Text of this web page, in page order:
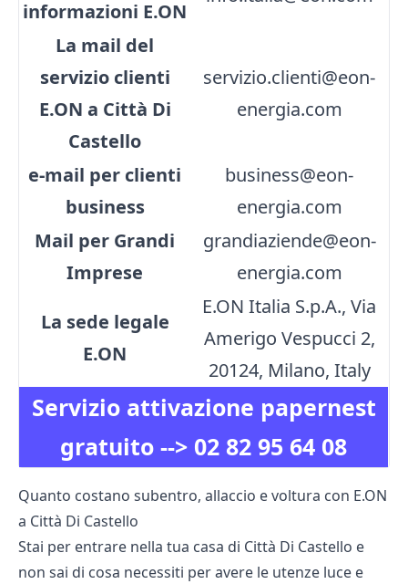
Servizio attivazione papernest
gratuito --> 02 82 95 64 08
informazioni E.ON
La mail del
servizio clienti
E.ON a Città Di
Castello
servizio.clienti@eon-
energia.com
e-mail per clienti
business
business@eon-
energia.com
Mail per Grandi
Imprese
grandiaziende@eon-
energia.com
La sede legale
E.ON
E.ON Italia S.p.A., Via
Amerigo Vespucci 2,
20124, Milano, Italy
Quanto costano subentro, allaccio e voltura con E.ON
a Città Di Castello
Stai per entrare nella tua casa di Città Di Castello e
non sai di cosa necessiti per avere le utenze luce e